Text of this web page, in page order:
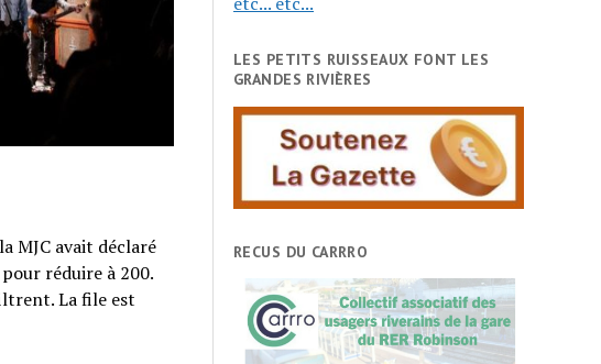
MJC avait déclaré
réduire à 200.
La file est
LES PETITS RUISSEAUX FONT LES
GRANDES RIVIÈRES
RECUS DU CARRRO